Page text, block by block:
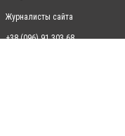
Журналисты сайта
+38 (096) 91 303 68